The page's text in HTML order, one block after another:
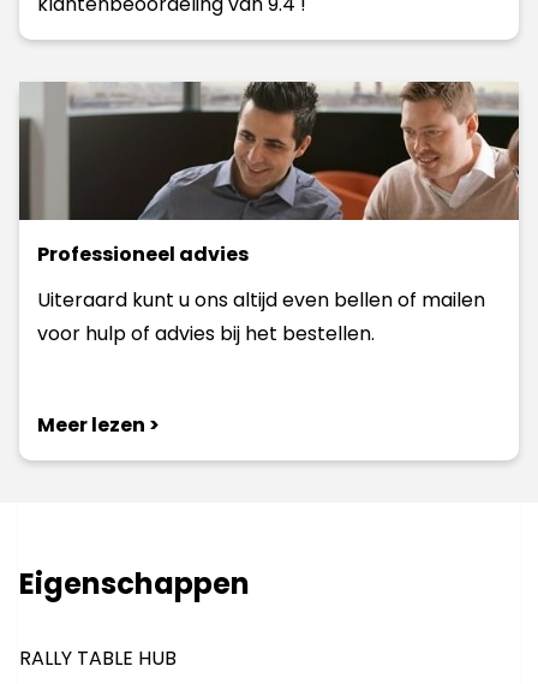
Professioneel advies
Uiteraard kunt u ons altijd even bellen of mailen
voor hulp of advies bij het bestellen.
Meer lezen >
Eigenschappen
RALLY TABLE HUB